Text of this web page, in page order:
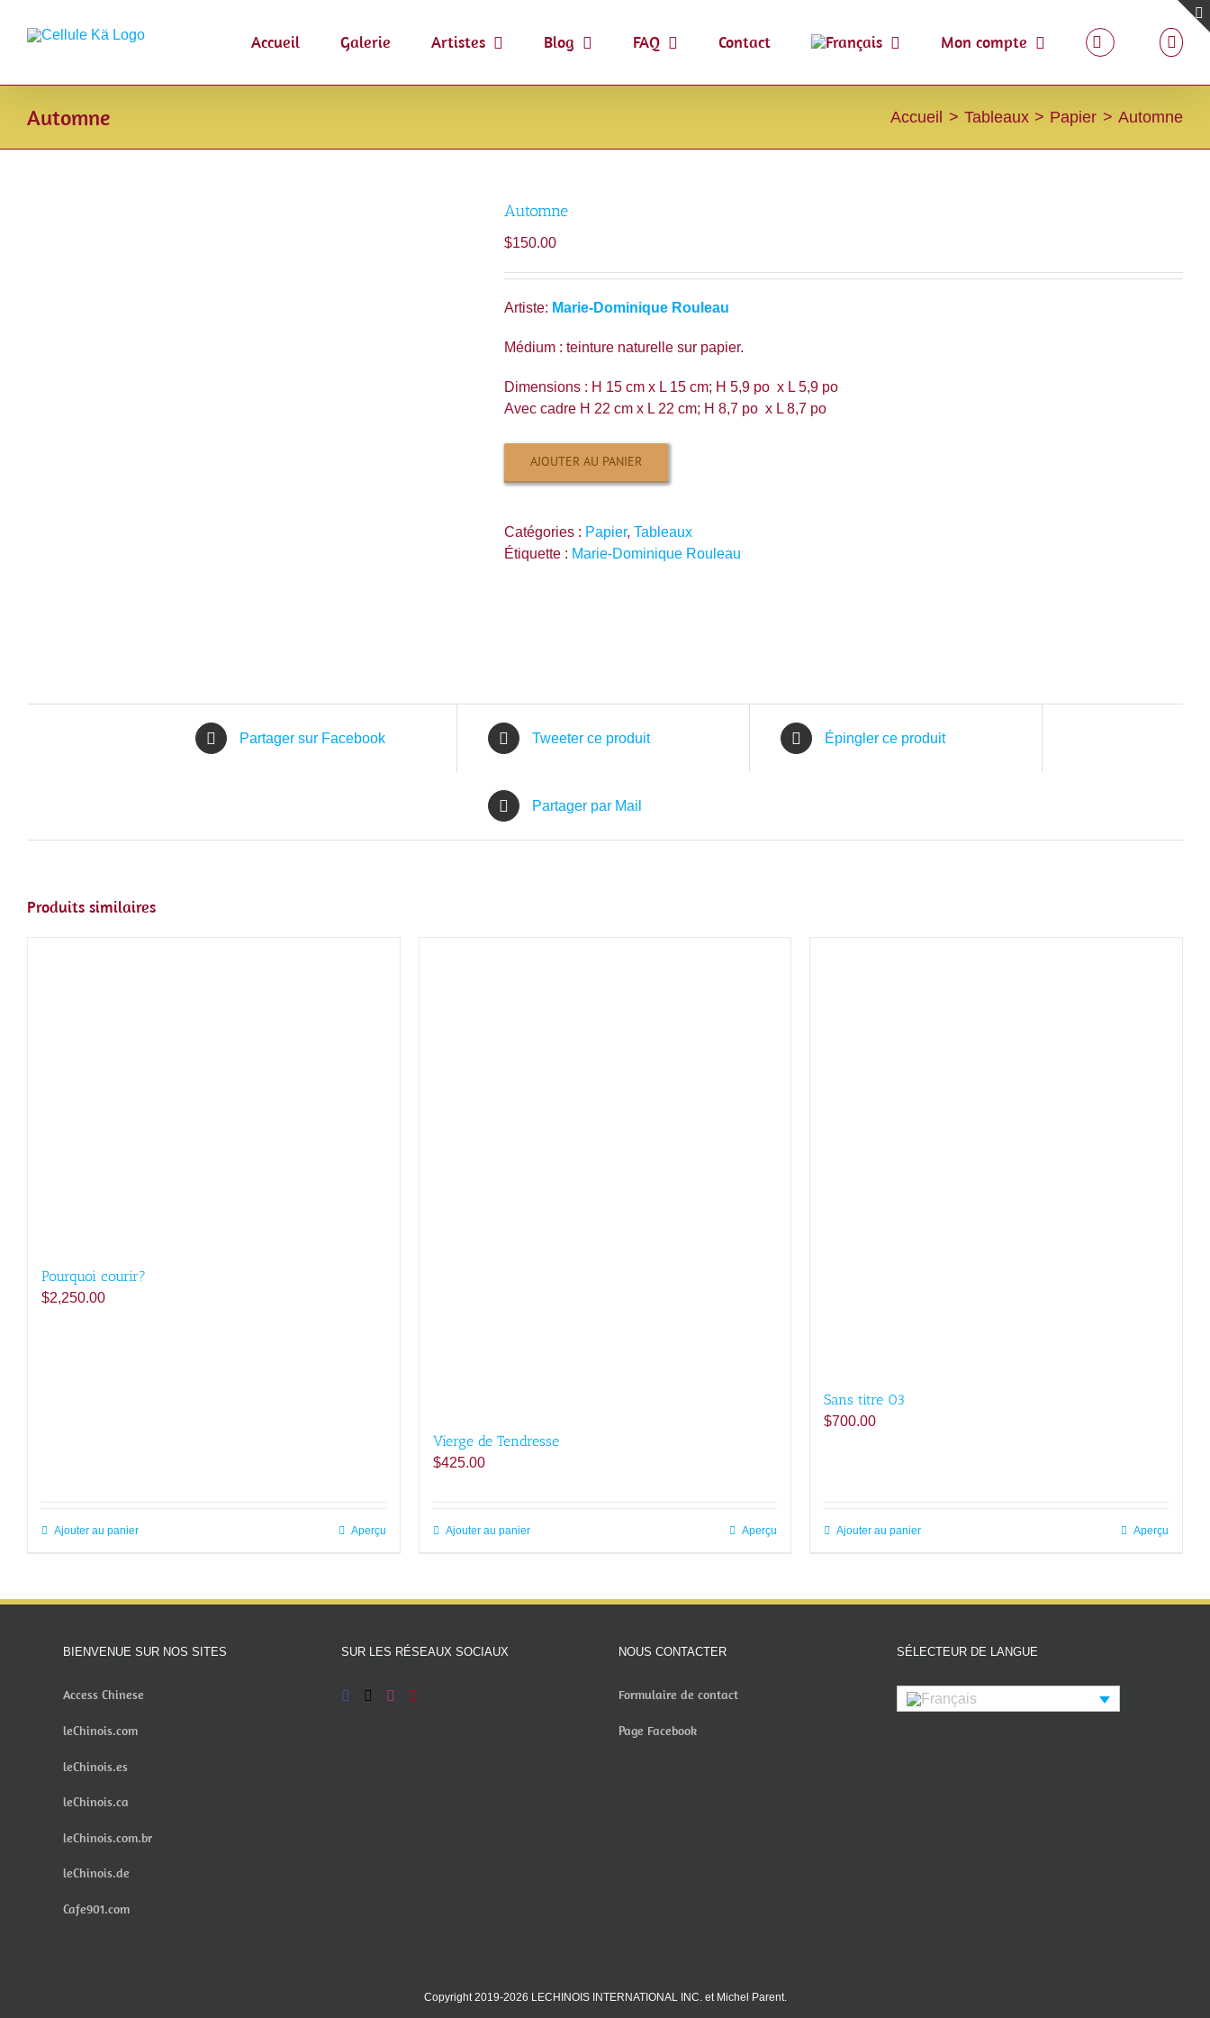
Accueil Galerie Artistes Blog FAQ Contact Mon compte
Automne Accueil Tableaux Papier Automne
Automne
$150.00
Artiste: Marie-Dominique Rouleau
Médium : teinture naturelle sur papier.
Dimensions : H 15 cm x L 15 cm; H 5,9 po x L 5,9 po
Avec cadre H 22 cm x L 22 cm; H 8,7 po x L 8,7 po
AJOUTER AU PANIER
Catégories : Papier, Tableaux
Étiquette : Marie-Dominique Rouleau
Partager sur Facebook Tweeter ce produit Épingler ce produit
Partager par Mail
Produits similaires
Pourquoi courir?
$2,250.00
Ajouter au panier Aperçu
Vierge de Tendresse
$425.00
Ajouter au panier Aperçu
Sans titre 03
$700.00
Ajouter au panier Aperçu
BIENVENUE SUR NOS SITES
Access Chinese
leChinois.com
leChinois.es
leChinois.ca
leChinois.com.br
leChinois.de
Cafe901.com
SUR LES RÉSEAUX SOCIAUX NOUS CONTACTER
Formulaire de contact
Page Facebook
SÉLECTEUR DE LANGUE
Copyright 2019-2026 LECHINOIS INTERNATIONAL INC. et Michel Parent.